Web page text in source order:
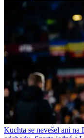
Kuchta se nevešel ani